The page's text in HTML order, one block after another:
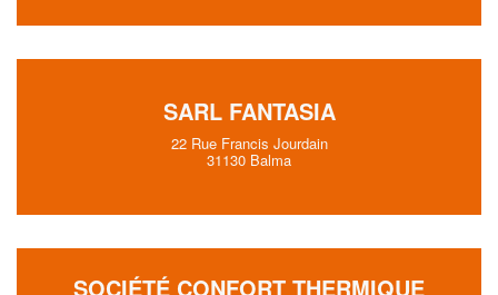
SARL FANTASIA
22 Rue Francis Jourdain
31130 Balma
SOCIÉTÉ CONFORT THERMIQUE